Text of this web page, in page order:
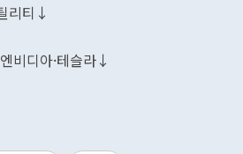
리티↓
비디아·테슬라↓